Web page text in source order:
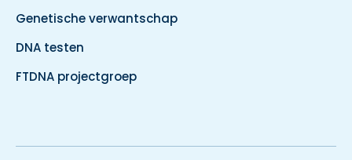
Genetische verwantschap
DNA testen
FTDNA projectgroep